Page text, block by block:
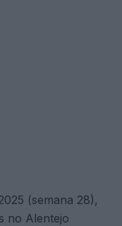
(semana 28),
no Alentejo